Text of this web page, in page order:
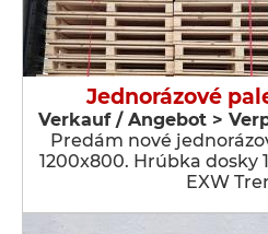
Jednorázové
Verkauf / Angebot >
Predám nové
1200x800. Hrúbka dosky
EXW